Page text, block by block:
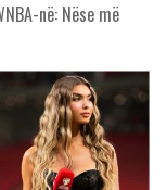
në: Nëse më